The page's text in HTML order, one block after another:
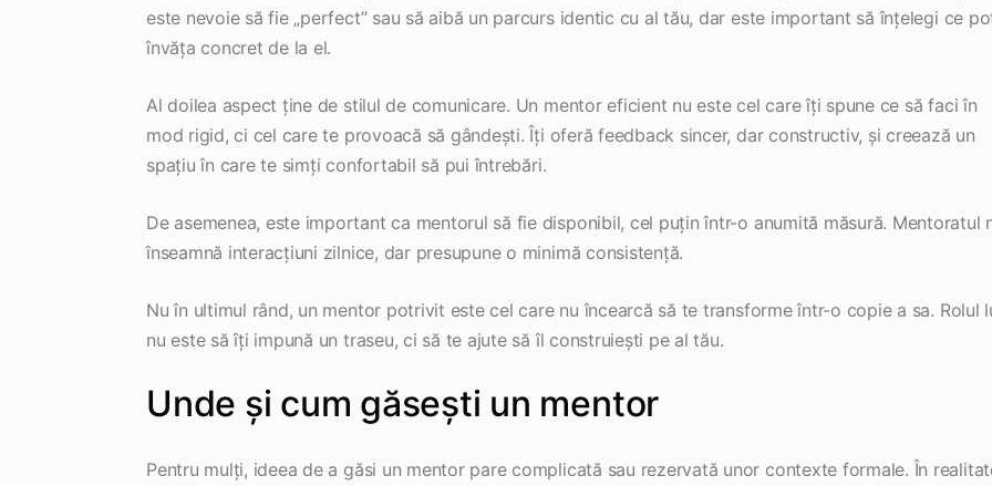
este nevoie să fie „perfect” sau să aibă un parcurs identic cu al tău, dar este important să înțelegi ce
învăța concret de la el.
Al doilea aspect ține de stilul de comunicare. Un mentor eficient nu este cel care îți spune ce să faci în
mod rigid, ci cel care te provoacă să gândești. Îți oferă feedback sincer, dar constructiv, și creează un
spațiu în care te simți confortabil să pui întrebări.
De asemenea, este important ca mentorul să fie disponibil, cel puțin într-o anumită măsură. Mentoratul
înseamnă interacțiuni zilnice, dar presupune o minimă consistență.
Nu în ultimul rând, un mentor potrivit este cel care nu încearcă să te transforme într-o copie a sa. Rolul
nu este să îți impună un traseu, ci să te ajute să îl construiești pe al tău.
Unde și cum găsești un mentor
Pentru mulți, ideea de a găsi un mentor pare complicată sau rezervată unor contexte formale. În